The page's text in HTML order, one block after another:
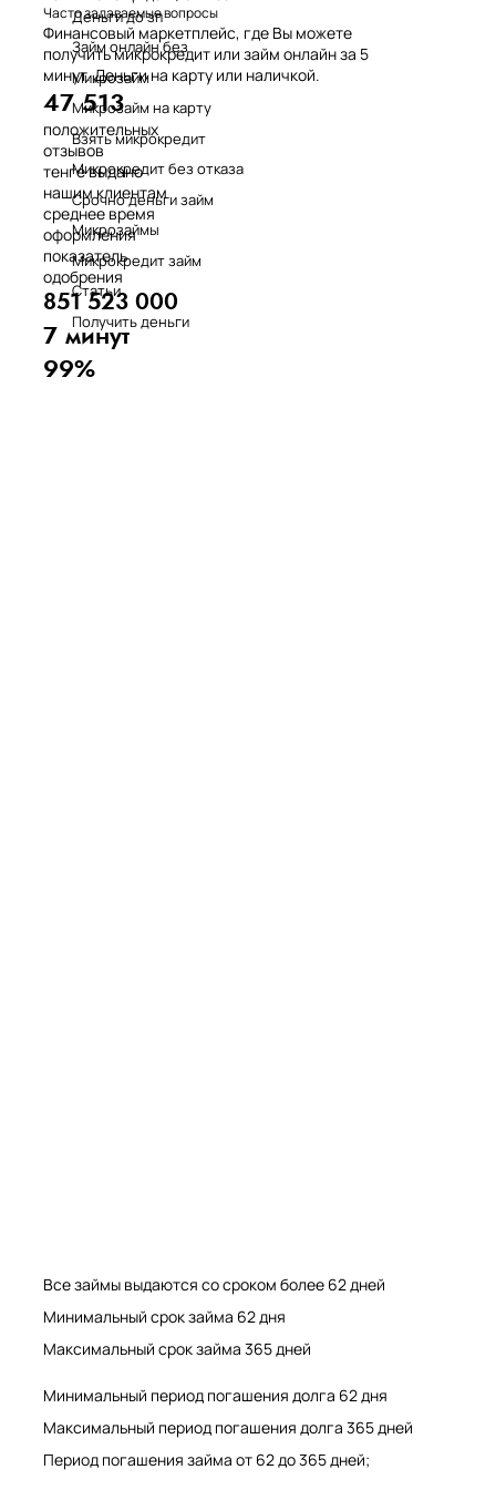
Деньги до зп
Займ онлайн без
Микрозайм
Микрозайм на карту
Взять микрокредит
Микрокредит без отказа
Срочно деньги займ
Микрозаймы
Микрокредит займ
Статьи
Получить деньги
Часто задаваемые вопросы
Финансовый маркетплейс, где Вы можете
получить микрокредит или займ онлайн за 5
минут. Деньги на карту или наличкой.
47 513
положительных
отзывов
тенге выдано
нашим клиентам
среднее время
оформления
показатель
одобрения
851 523 000
7 минут
99%
Все займы выдаются со сроком более 62 дней
Минимальный срок займа 62 дня
Максимальный срок займа 365 дней
Минимальный период погашения долга 62 дня
Максимальный период погашения долга 365 дней
Период погашения займа от 62 до 365 дней;